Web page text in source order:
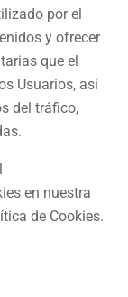
por el
y ofrecer
que el
Usuarios, así
del tráfico,
en nuestra
de Cookies.